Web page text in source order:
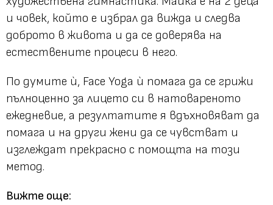
и човек, който е избрал да вижда и следва
доброто в живота и да се доверява на
естествените процеси в него.
По думите ѝ, Face Yoga ѝ помага да се грижи
пълноценно за лицето си в натовареното
ежедневие, а резултатите я вдъхновяват да
помага и на други жени да се чувстват и
изглеждат прекрасно с помощта на този
метод.
Вижте още: